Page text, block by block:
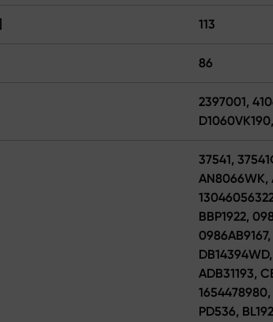
113
86
2397001,
37541,
AN8066WK,
BBP1922,
ADB31193,
1654478980,
PD536,